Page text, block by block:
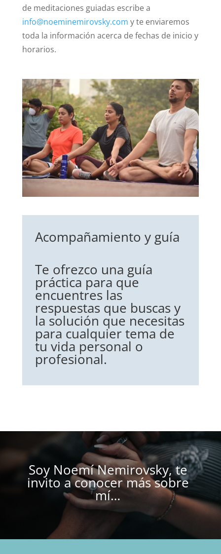
de meditaciones guiadas escribe a
info@noeminemirovsky.com y te enviaremos
toda la información acerca de fechas de inicio y
horarios.
Acompañamiento y guía
Te ofrezco una guía
práctica para que
encuentres las
respuestas que buscas y
la solución que necesitas
para cualquier tema de
tu vida personal o
profesional.
Soy Noemí Nemirovsky, te
invito a conocer más sobre
mí…